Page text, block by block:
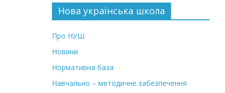
офіційний
веб-
сайт
Нова українська школа
Про НУШ
Новини
Нормативна база
Навчально – методичне забезпечення